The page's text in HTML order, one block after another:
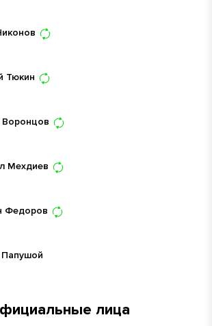
Тюкин
Воронцов
Мехдиев
Федоров
Папушой
лица